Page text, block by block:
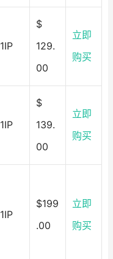
1IP
$
129.
00
立即
购买
1IP
$
139.
00
立即
购买
1IP
$199
.00
立即
购买